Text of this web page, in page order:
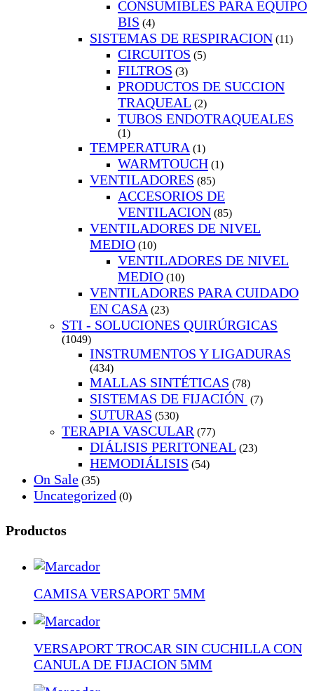
CONSUMIBLES PARA EQUIPO
BIS (4)
SISTEMAS DE RESPIRACION (11)
CIRCUITOS (5)
FILTROS (3)
PRODUCTOS DE SUCCION
TRAQUEAL (2)
TUBOS ENDOTRAQUEALES
(1)
TEMPERATURA (1)
WARMTOUCH (1)
VENTILADORES (85)
ACCESORIOS DE
VENTILACION (85)
VENTILADORES DE NIVEL
MEDIO (10)
VENTILADORES DE NIVEL
MEDIO (10)
VENTILADORES PARA CUIDADO
EN CASA (23)
STI - SOLUCIONES QUIRÚRGICAS
(1049)
INSTRUMENTOS Y LIGADURAS
(434)
MALLAS SINTÉTICAS (78)
SISTEMAS DE FIJACIÓN (7)
SUTURAS (530)
TERAPIA VASCULAR (77)
DIÁLISIS PERITONEAL (23)
HEMODIÁLISIS (54)
On Sale (35)
Uncategorized (0)
Productos
CAMISA VERSAPORT 5MM
VERSAPORT TROCAR SIN CUCHILLA CON
CANULA DE FIJACION 5MM